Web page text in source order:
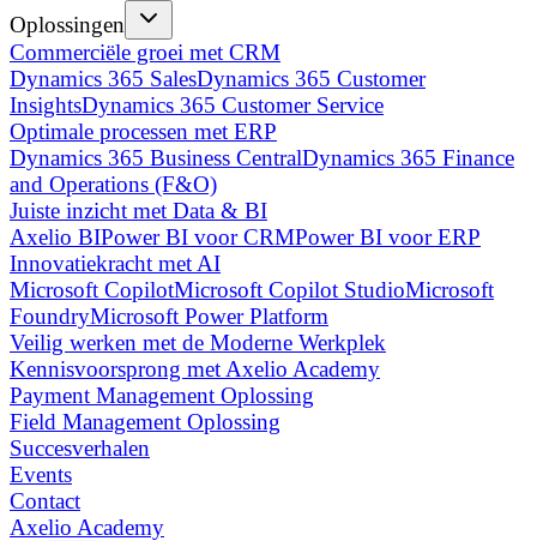
Oplossingen
Commerciële groei met CRM
Dynamics 365 SalesDynamics 365 Customer
InsightsDynamics 365 Customer Service
Optimale processen met ERP
Dynamics 365 Business CentralDynamics 365 Finance
and Operations (F&O)
Juiste inzicht met Data & BI
Axelio BIPower BI voor CRMPower BI voor ERP
Innovatiekracht met AI
Microsoft CopilotMicrosoft Copilot StudioMicrosoft
FoundryMicrosoft Power Platform
Veilig werken met de Moderne Werkplek
Kennisvoorsprong met Axelio Academy
Payment Management Oplossing
Field Management Oplossing
Succesverhalen
Events
Contact
Axelio Academy